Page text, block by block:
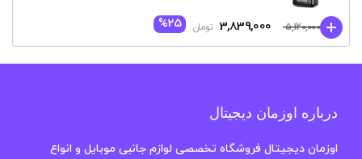
5,120,000
قیمت
اصلی:
3,839,000 تومان
قیمت
فعلی:
%25
درباره اوزمان دیجیتال
اوزمان دیجیتال فروشگاه تخصصی لوازم جانبی موبایل و انواع